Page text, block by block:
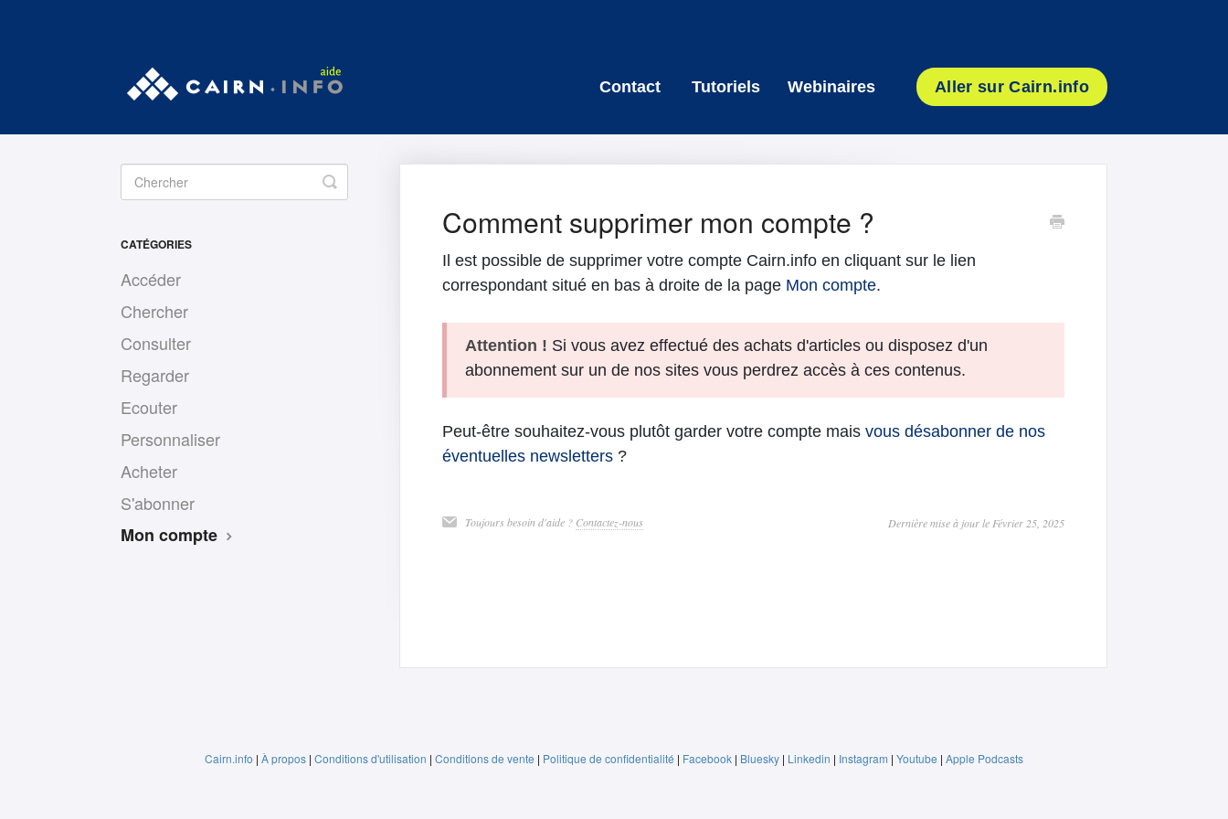
Contact Tutoriels Webinaires Aller sur Cairn.info
Comment supprimer mon compte ?
Il est possible de supprimer votre compte Cairn.info en cliquant sur le lien
correspondant situé en bas à droite de la page Mon compte.
Attention ! Si vous avez effectué des achats d'articles ou disposez d'un
abonnement sur un de nos sites vous perdrez accès à ces contenus.
Peut-être souhaitez-vous plutôt garder votre compte mais vous désabonner de nos
éventuelles newsletters?
Toujours besoin d'aide ? Contactez-nous Dernière mise à jour le Février 25, 2025
Toggle
Search
CATÉGORIES
Accéder
Chercher
Consulter
Regarder
Ecouter
Personnaliser
Acheter
S'abonner
Mon compte
Cairn.info | À propos | Conditions d'utilisation | Conditions de vente | Politique de confidentialité | Facebook | Bluesky | Linkedin | Instagram | Youtube | Apple Podcasts